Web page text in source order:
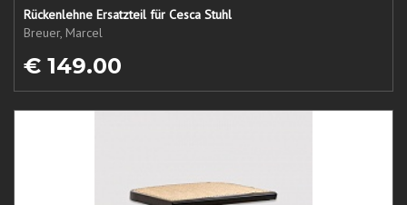
Rückenlehne Ersatzteil für Cesca Stuhl
Breuer, Marcel
€ 149.00